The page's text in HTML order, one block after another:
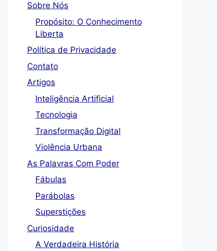
Sobre Nós
Propósito: O Conhecimento
Liberta
Política de Privacidade
Contato
Artigos
Inteligência Artificial
Tecnologia
Transformação Digital
Violência Urbana
As Palavras Com Poder
Fábulas
Parábolas
Superstições
Curiosidade
A Verdadeira História